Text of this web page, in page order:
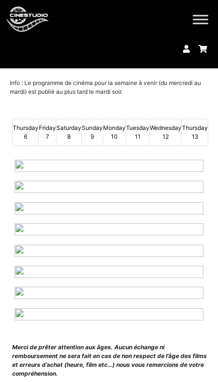
Info : Le programme de cinéma pour la semaine à venir (du mercredi au
mardi) est publié au plus tard le mardi soir.
Thursday
6
Friday
7
Saturday
8
Sunday
9
Monday
10
Tuesday
11
Wednesday
12
Thursday
13
Merci de prêter attention aux âges. Aucun échange ni
remboursement ne sera fait en cas de non respect de l’âge des films
et erreurs d’achat (heure, film etc…) nous vous remercions de votre
compréhension.